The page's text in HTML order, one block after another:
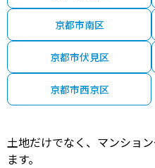
京都市南区
京都市伏見区
京都市西京区
土地だけでなく、マンショ
ます。